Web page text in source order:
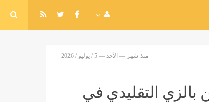
منذ شهر — الأحد — 5 / يوليو / 2026
بالزي التقليدي في